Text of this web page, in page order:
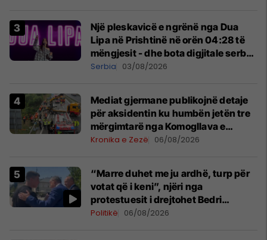
Një pleskavicë e ngrënë nga Dua
Lipa në Prishtinë në orën 04:28 të
mëngjesit - dhe bota digjitale serbe
shpall gjendjen e luftës
Serbia 03/08/2026
Mediat gjermane publikojnë detaje
për aksidentin ku humbën jetën tre
mërgimtarë nga Komogllava e
Ferizajt
Kronika e Zezë 06/08/2026
“Marre duhet me ju ardhë, turp për
votat që i keni”, njëri nga
protestuesit i drejtohet Bedri
Hamzës
Politikë 06/08/2026